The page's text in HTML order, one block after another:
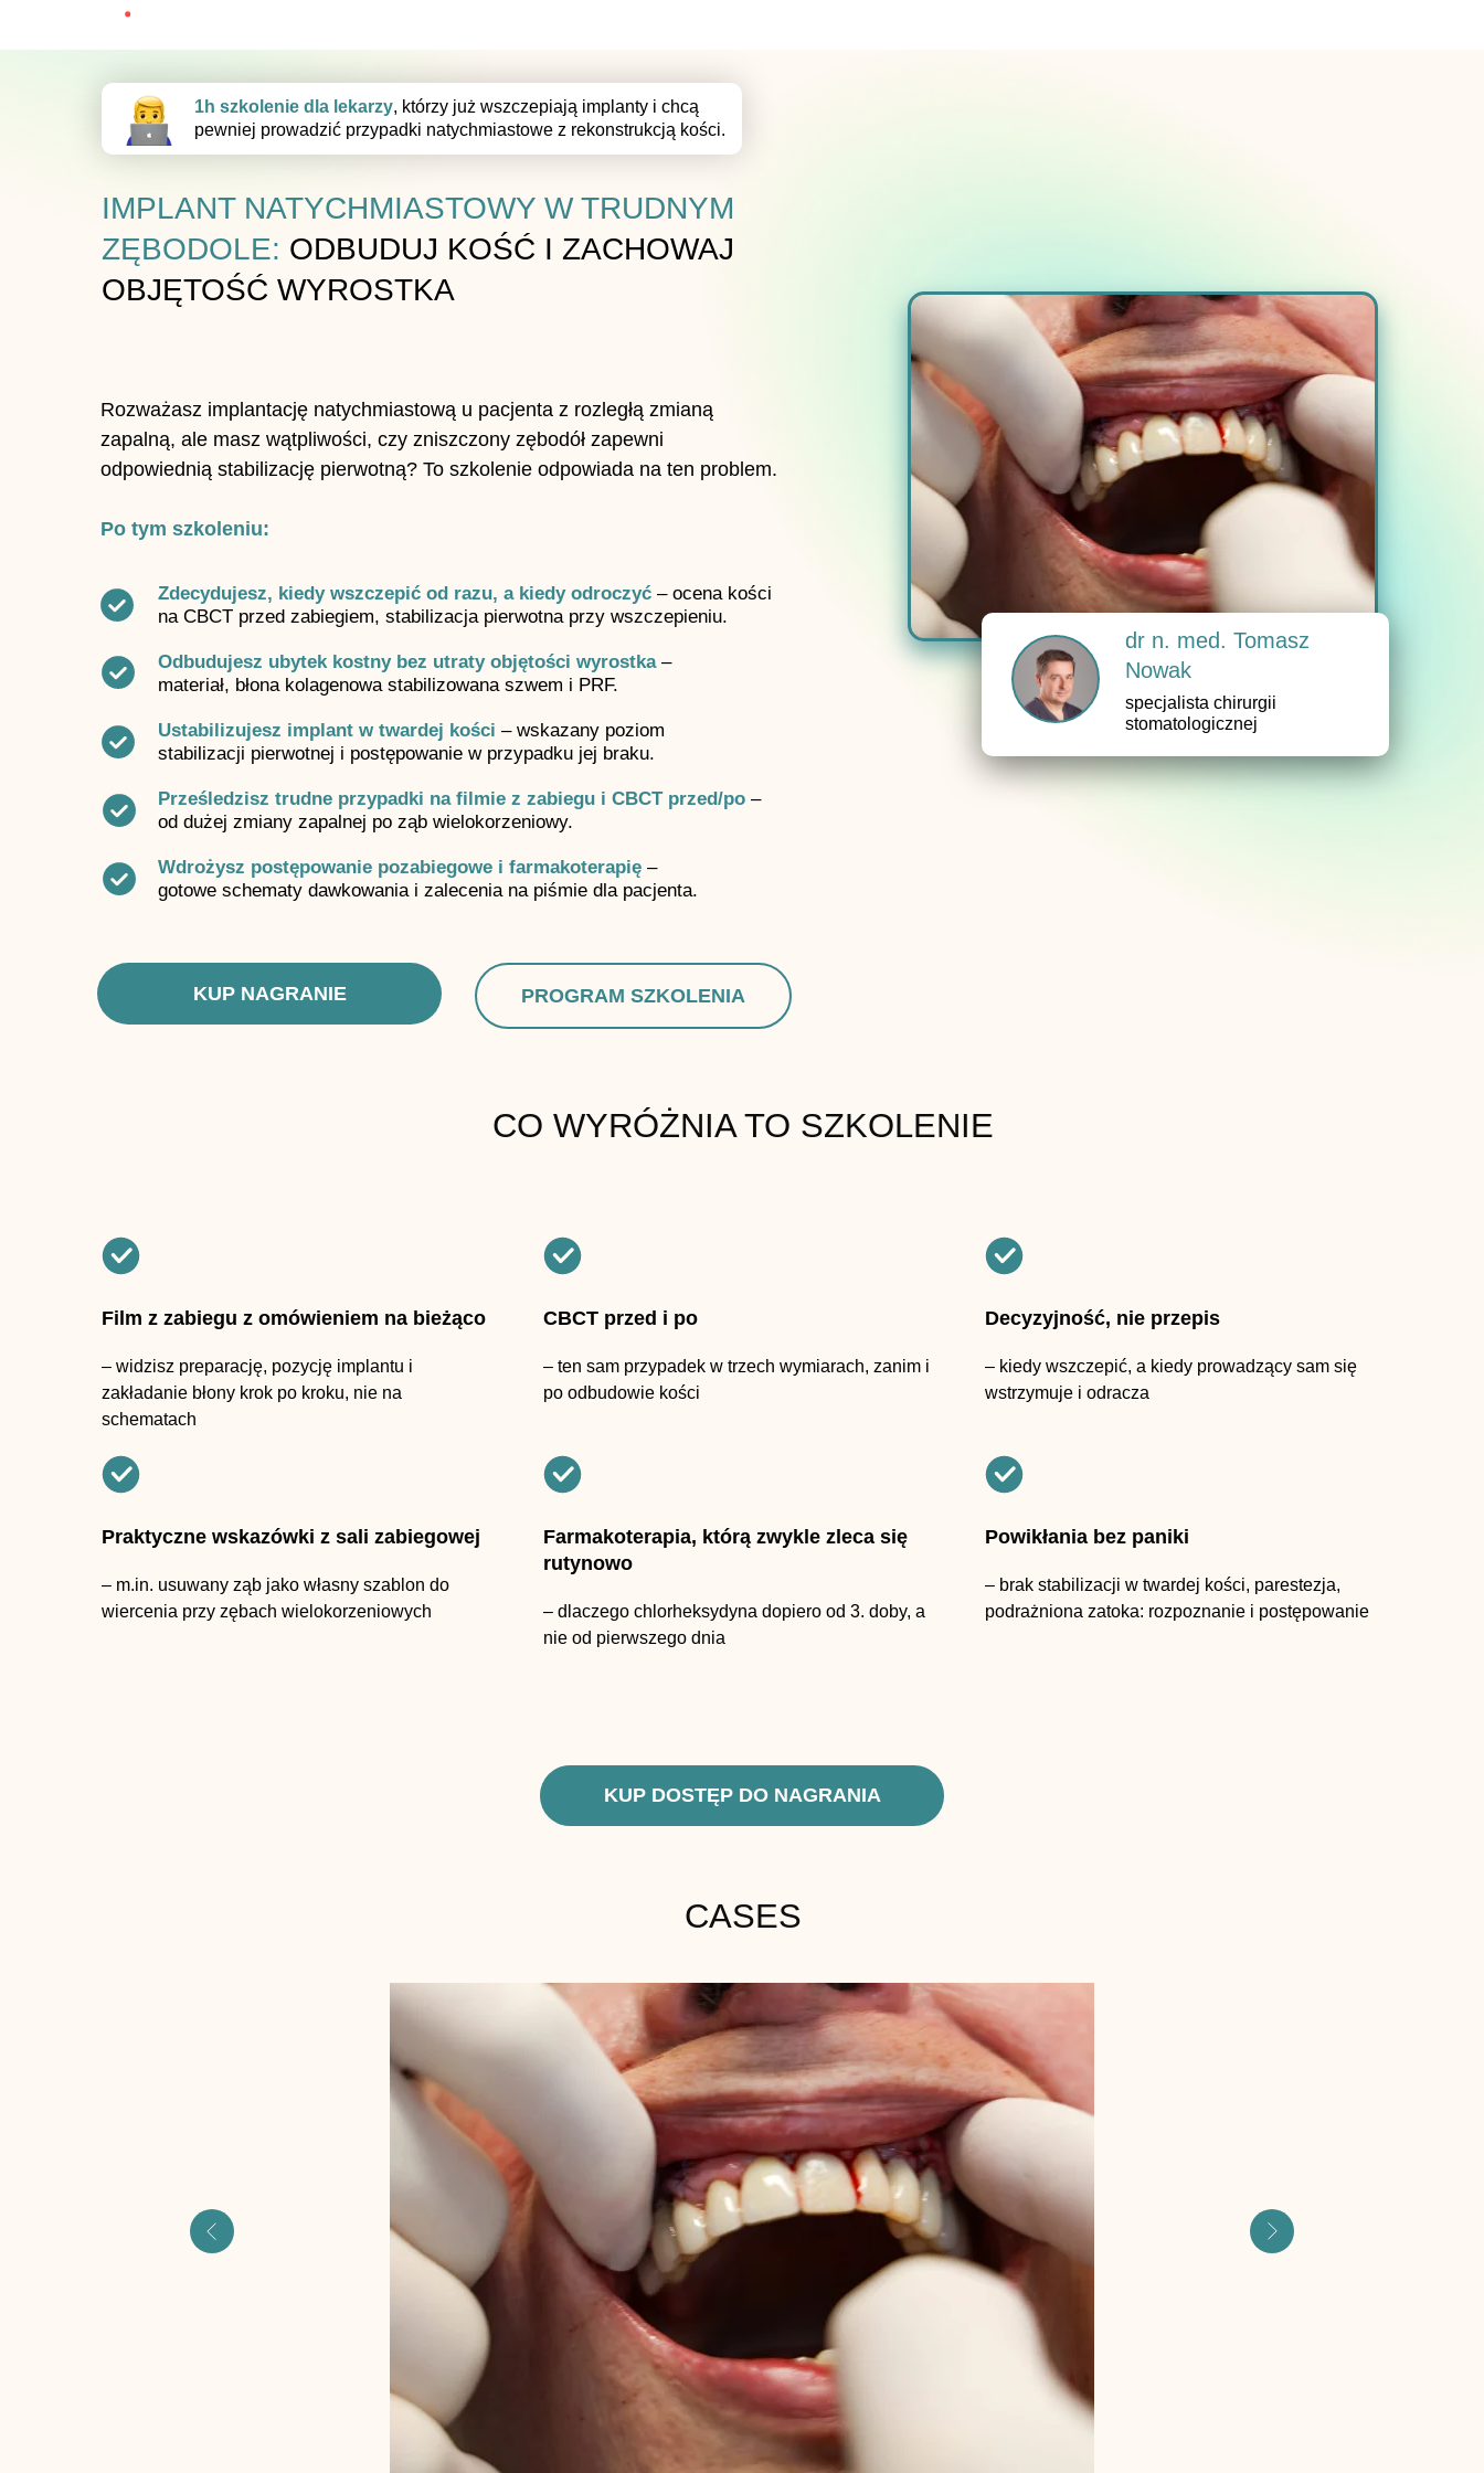
1h szkolenie dla lekarzy, którzy już wszczepiają implanty i chcą
pewniej prowadzić przypadki natychmiastowe z rekonstrukcją kości.
IMPLANT NATYCHMIASTOWY W TRUDNYM
ZĘBODOLE: ODBUDUJ KOŚĆ I ZACHOWAJ
OBJĘTOŚĆ WYROSTKA
Zdecydujesz, kiedy wszczepić od razu, a kiedy odroczyć – ocena kości
na CBCT przed zabiegiem, stabilizacja pierwotna przy wszczepieniu.
Odbudujesz ubytek kostny bez utraty objętości wyrostka–
materiał, błona kolagenowa stabilizowana szwem i PRF.
Ustabilizujesz implant w twardej kości – wskazany poziom
stabilizacji pierwotnej i postępowanie w przypadku jej braku.
Prześledzisz trudne przypadki na filmie z zabiegu i CBCT przed/po –
od dużej zmiany zapalnej po ząb wielokorzeniowy.
Wdrożysz postępowanie pozabiegowe i farmakoterapię –
gotowe schematy dawkowania i zalecenia na piśmie dla pacjenta.
dr n. med. Tomasz
Nowak
KUP NAGRANIE PROGRAM SZKOLENIA
specjalista chirurgii
stomatologicznej
Rozważasz implantację natychmiastową u pacjenta z rozległą zmianą
zapalną, ale masz wątpliwości, czy zniszczony zębodół zapewni
odpowiednią stabilizację pierwotną? To szkolenie odpowiada na ten problem.
Po tym szkoleniu:
CO WYRÓŻNIA TO SZKOLENIE
Film z zabiegu z omówieniem na bieżąco
– widzisz preparację, pozycję implantu i
zakładanie błony krok po kroku, nie na
schematach
CBCT przed i po
– ten sam przypadek w trzech wymiarach, zanim i
po odbudowie kości
Decyzyjność, nie przepis
– kiedy wszczepić, a kiedy prowadzący sam się
wstrzymuje i odracza
Praktyczne wskazówki z sali zabiegowej
– m.in. usuwany ząb jako własny szablon do
wiercenia przy zębach wielokorzeniowych
Farmakoterapia, którą zwykle zleca się
rutynowo
– dlaczego chlorheksydyna dopiero od 3. doby, a
nie od pierwszego dnia
Powikłania bez paniki
– brak stabilizacji w twardej kości, parestezja,
podrażniona zatoka: rozpoznanie i postępowanie
KUP DOSTĘP DO NAGRANIA
CASES